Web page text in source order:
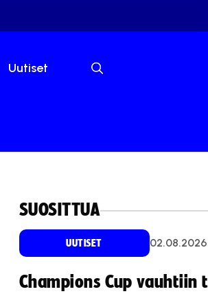
Uutiset
SUOSITTUA
UUTISET 02.08.2026
Champions Cup vauhtiin